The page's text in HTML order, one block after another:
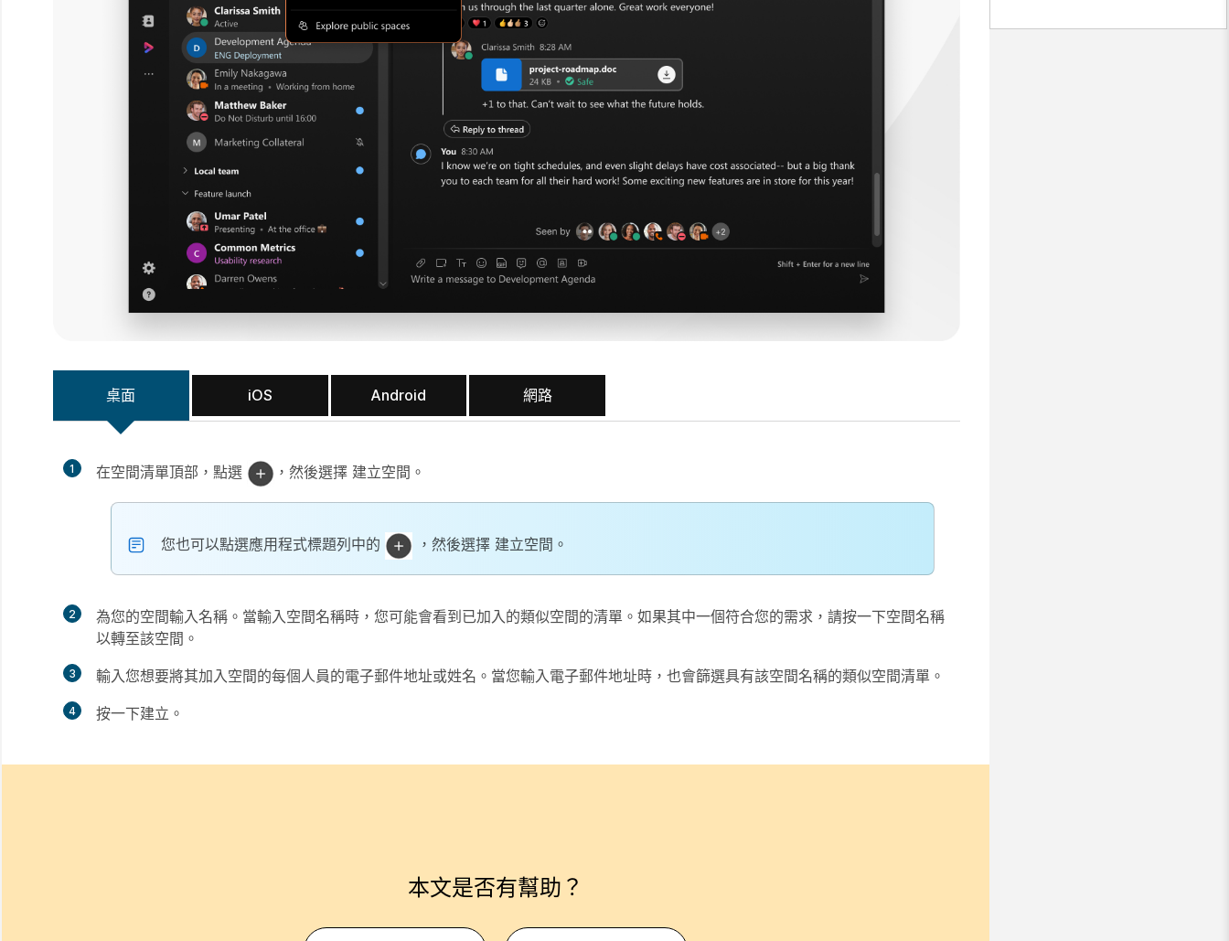
桌面 iOS Android 網路
1 在空間清單頂部，點選 ，然後選擇 建立空間 。
您也可以點選應用程式標題列中的 ，然後選擇 建立空間 。
2
為您的空間輸入名稱。當輸入空間名稱時，您可能會看到已加入的類似空間的清單。如果其中一個符合您的需求，請按一下空間名稱
以轉至該空間。
3 輸入您想要將其加入空間的每個人員的電子郵件地址或姓名。當您輸入電子郵件地址時，也會篩選具有該空間名稱的類似空間清單。
4 按一下建立 。
本文是否有幫助？